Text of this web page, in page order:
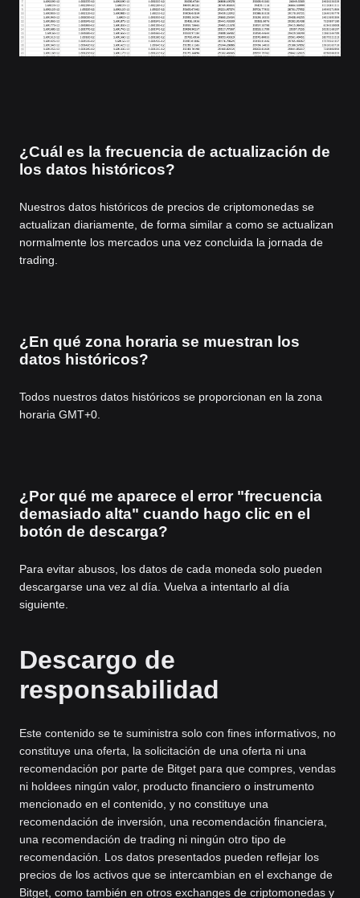
¿Cuál es la frecuencia de actualización de
los datos históricos?
Nuestros datos históricos de precios de criptomonedas se
actualizan diariamente, de forma similar a como se actualizan
normalmente los mercados una vez concluida la jornada de
trading.
¿En qué zona horaria se muestran los
datos históricos?
Todos nuestros datos históricos se proporcionan en la zona
horaria GMT+0.
¿Por qué me aparece el error "frecuencia
demasiado alta" cuando hago clic en el
botón de descarga?
Para evitar abusos, los datos de cada moneda solo pueden
descargarse una vez al día. Vuelva a intentarlo al día
siguiente.
Descargo de
responsabilidad
Este contenido se te suministra solo con fines informativos, no
constituye una oferta, la solicitación de una oferta ni una
recomendación por parte de Bitget para que compres, vendas
ni holdees ningún valor, producto financiero o instrumento
mencionado en el contenido, y no constituye una
recomendación de inversión, una recomendación financiera,
una recomendación de trading ni ningún otro tipo de
recomendación. Los datos presentados pueden reflejar los
precios de los activos que se intercambian en el exchange de
Bitget, como también en otros exchanges de criptomonedas y